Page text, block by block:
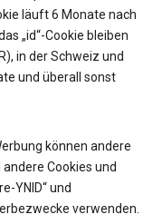
läuft 6 Monate nach
„id“-Cookie bleiben
in der Schweiz und
und überall sonst
können andere
Cookies und
YNID“ und
verwenden.